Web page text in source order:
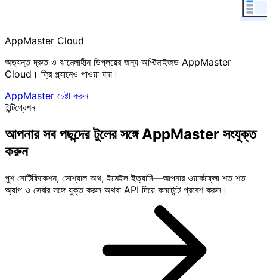
AppMaster Cloud
অত্যন্ত দ্রুত ও ঝামেলাহীন ডিপ্লয়ের জন্য অপ্টিমাইজড AppMaster
Cloud। ফ্রি প্ল্যানেও পাওয়া যায়।
AppMaster চেষ্টা করুন
ইন্টিগ্রেশন
আপনার সবপছন্দের টুলেরসঙ্গে AppMaster সংযুক্ত
করুন
পুশ নোটিফিকেশন, সোশ্যাল অথ, ইমেইল ইত্যাদি—আপনার ওয়ার্কফ্লো শত শত
অ্যাপ ও সেবার সঙ্গে যুক্ত করুন অথবা API দিয়ে কনটেন্টে প্রবেশ করুন।